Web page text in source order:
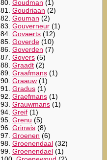
80. Goudman (1)
81. Goudriaan (2)
82. Gouman (2)
83. Gouverneur (1)
84. Govaerts (12)
85. Goverde (10)
86. Goverden (7)
87. Govers (5)
88. Graadt (2)
89. Graafmans (1)
90. Graauw (1)
91. Gradus (1)
92. Graefmans (1)
93. Grauwmans (1)
94. Greif (1)
95. Grenu (5)
96. Grinwis (8)
97. Groenen (6)
98. Groenendaal (32)
99. Groenendael (1)